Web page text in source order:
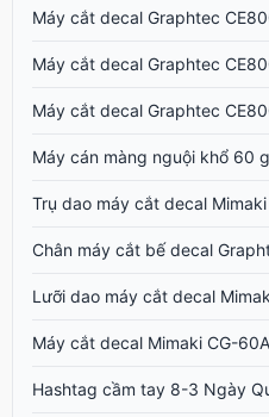
Máy cắt decal Graphtec
Máy cắt decal Graphtec
Máy cắt decal Graphtec
Máy cán màng nguội khổ 60
Trụ dao máy cắt decal
Chân máy cắt bế decal
Lưỡi dao máy cắt decal
Máy cắt decal Mimaki CG-
Hashtag cầm tay 8-3 Ngày